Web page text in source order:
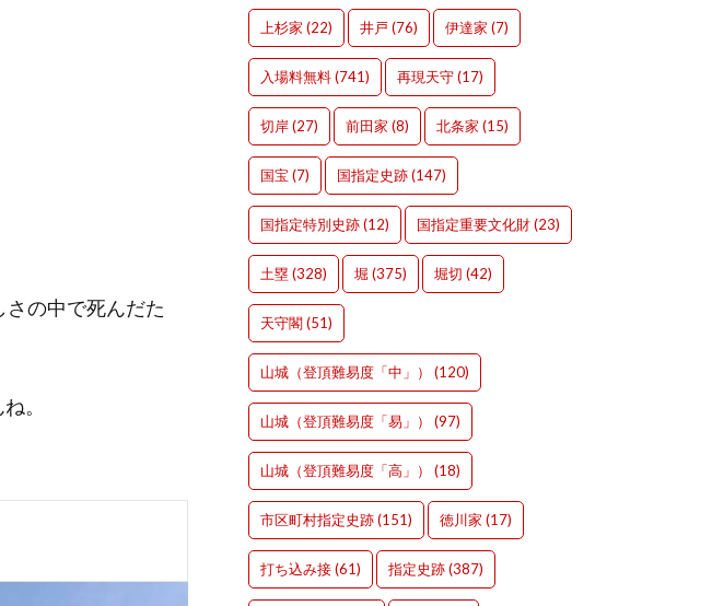
の中で死んだた
。
上杉家 (22) 井戸 (76) 伊達家 (7)
入場料無料(741) 再現天守(17)
切岸(27) 前田家 (8) 北条家 (15)
国宝 (7) 国指定史跡(147)
国指定特別史跡(12) 国指定重要文化財(23)
土塁 (328) 堀 (375) 堀切 (42)
天守閣(51)
山城（登頂難易度「中」） (120)
山城（登頂難易度「易」） (97)
山城（登頂難易度「高」） (18)
市区町村指定史跡(151) 徳川家 (17)
打ち込み接(61) 指定史跡(387)